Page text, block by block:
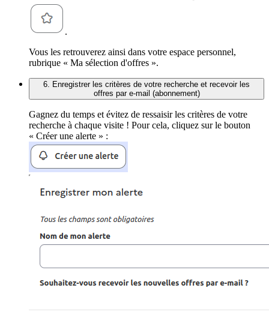
.
Vous les retrouverez ainsi dans votre espace personnel,
rubrique « Ma sélection d'offres ».
6. Enregistrer les critères de votre recherche et recevoir les
offres par e-mail (abonnement)
Gagnez du temps et évitez de ressaisir les critères de votre
recherche à chaque visite ! Pour cela, cliquez sur le bouton
« Créer une alerte » :